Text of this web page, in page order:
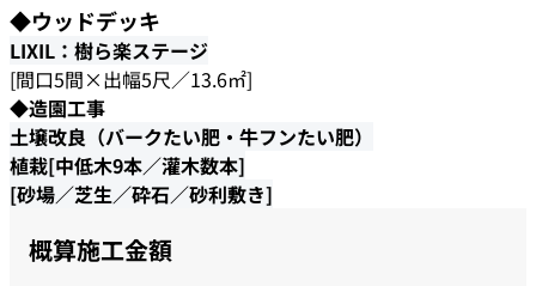
◆ウッドデッキ
LIXIL：樹ら楽ステージ
[間口5間×出幅5尺／13.6㎡]
◆造園工事
土壌改良（バークたい肥・牛フンたい肥）
植栽[中低木9本／灌木数本]
[砂場／芝生／砕石／砂利敷き]
概算施工金額